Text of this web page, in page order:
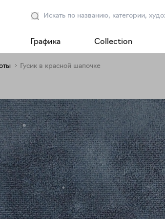
Графика Collection
Гусик в красной шапочке